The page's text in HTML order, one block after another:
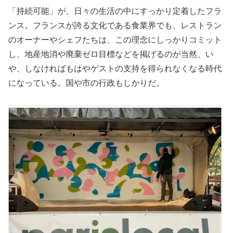
「持続可能」が、日々の生活の中にすっかり定着したフラ
ンス。フランスが誇る文化である食業界でも、レストラン
のオーナーやシェフたちは、この理念にしっかりコミット
し、地産地消や廃棄ゼロ目標などを掲げるのが当然、い
や、しなければもはやゲストの支持を得られなくなる時代
になっている。国や市の行政もしかりだ。